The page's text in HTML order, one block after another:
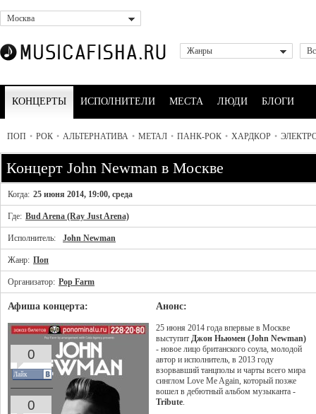
Москва
Жанры
КОНЦЕРТЫ ИСПОЛНИТЕЛИ МЕСТА ЛЮДИ БЛОГИ
ПОП • РОК • АЛЬТЕРНАТИВА • МЕТАЛ • ПАНК-РОК • ХАРДКОР •
Концерт John Newman в Москве
Когда: 25 июня 2014, 19:00, среда
Где: Bud Arena (Ray Just Arena)
Исполнитель: John Newman
Жанр: Поп
Организатор: Pop Farm
Афиша концерта: Анонс:
25 июня 2014 года впервые в Москве
выступит Джон Ньюмен (John Newman)
- новое лицо британского соула, молодой
автор и исполнитель, в 2013 году
взорвавший танцполы и чарты всего мира
синглом Love Me Again, который позже
вошел в дебютный альбом музыканта -
Tribute.
0
Лайк
0